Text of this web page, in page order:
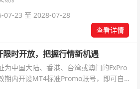
07-23 至 2028-07-28
查看详情
时开放，把握行情新机遇
为中国大陆、香港、台湾或澳门的FxPro
期内开设MT4标准Promo账号，即可自动